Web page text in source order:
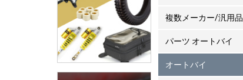
複数メーカー/汎用品
パーツ オートバイ
オートバイ